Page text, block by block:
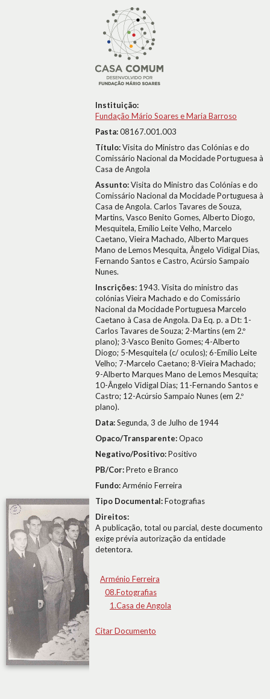
Instituição:
Fundação Mário Soares e Maria Barroso
Pasta:08167.001.003
Título:Visita do Ministro das Colónias e do
Comissário Nacional da Mocidade Portuguesa à
Casa de Angola
Assunto:Visita do Ministro das Colónias e do
Comissário Nacional da Mocidade Portuguesa à
Casa de Angola. Carlos Tavares de Souza,
Martins, Vasco Benito Gomes, Alberto Diogo,
Mesquitela, Emílio Leite Velho, Marcelo
Caetano, Vieira Machado, Alberto Marques
Mano de Lemos Mesquita, Ângelo Vidigal Dias,
Fernando Santos e Castro, Acúrsio Sampaio
Nunes.
Inscrições: 1943. Visita do ministro das
colónias Vieira Machado e do Comissário
Nacional da Mocidade Portuguesa Marcelo
Caetano à Casa de Angola. Da Eq. p. a Dt: 1-
Carlos Tavares de Souza; 2-Martins (em 2.º
plano); 3-Vasco Benito Gomes; 4-Alberto
Diogo; 5-Mesquitela (c/ oculos); 6-Emílio Leite
Velho; 7-Marcelo Caetano; 8-Vieira Machado;
9-Alberto Marques Mano de Lemos Mesquita;
10-Ângelo Vidigal Dias; 11-Fernando Santos e
Castro; 12-Acúrsio Sampaio Nunes (em 2.º
plano).
Data:Segunda, 3 de Julho de 1944
Opaco/Transparente:Opaco
Negativo/Positivo:Positivo
PB/Cor:Preto e Branco
Fundo:Arménio Ferreira
Tipo Documental:Fotografias
Direitos:
A publicação, total ou parcial, deste documento
exige prévia autorização da entidade
detentora.
Arménio Ferreira
08.Fotografias
1.Casa de Angola
Citar Documento